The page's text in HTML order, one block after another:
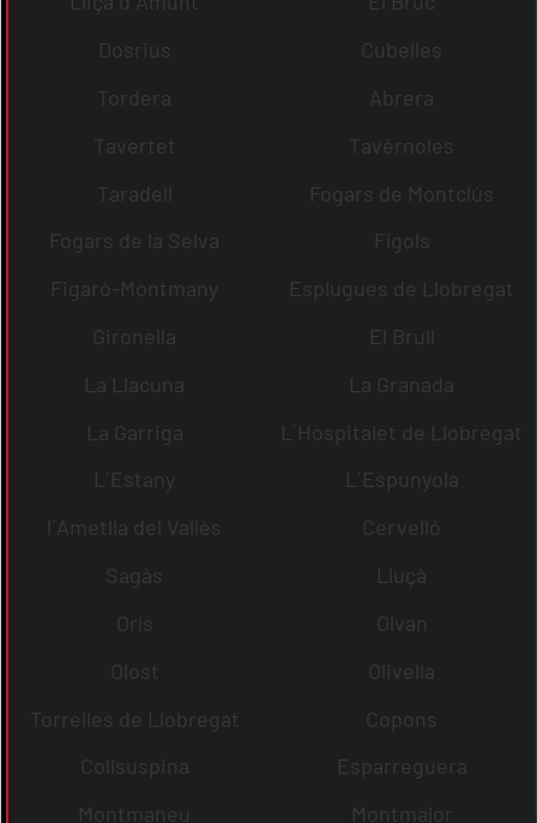
Dosrius
Cubelles
Tordera
Abrera
Tavertet
Tavèrnoles
Taradell
Fogars de Montclús
Fogars de la Selva
Fígols
Figaró-Montmany
Esplugues de Llobregat
Gironella
El Brull
La Llacuna
La Granada
La Garriga
L´Hospitalet de Llobregat
L´Estany
L´Espunyola
l´Ametlla del Vallès
Cervelló
Sagàs
Lluçà
Orís
Olvan
Olost
Olivella
Torrelles de Llobregat
Copons
Collsuspina
Esparreguera
Montmaneu
Montmajor